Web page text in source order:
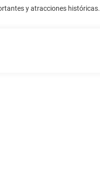
y atracciones históricas.